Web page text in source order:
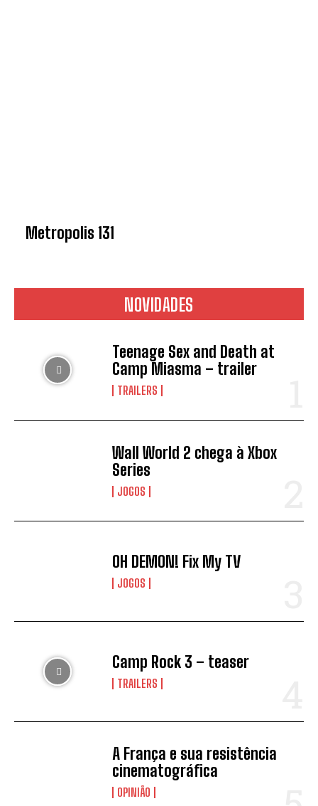
Metropolis 131
NOVIDADES
Teenage Sex and Death at
Camp Miasma – trailer
TRAILERS
Wall World 2 chega à Xbox
Series
JOGOS
OH DEMON! Fix My TV
JOGOS
Camp Rock 3 – teaser
TRAILERS
A França e sua resistência
cinematográfica
OPINIÃO